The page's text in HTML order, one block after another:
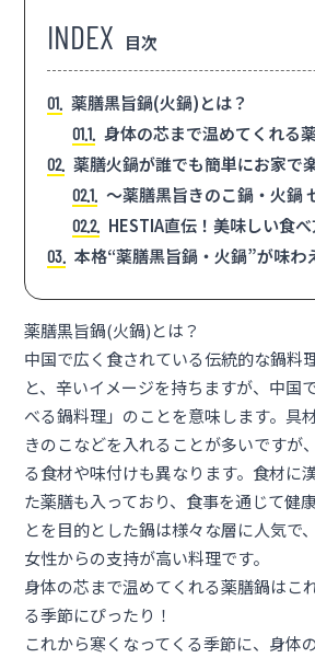
目次
1 薬膳黒旨鍋(火鍋)とは？
1.1 身体の芯まで温めてくれる
寒くなってくる季節にぴったり
2 薬膳火鍋が誰でも簡単にお家で
本格セットとレシピをご紹介。
2.1 ～薬膳黒旨きのこ鍋・火鍋
作り方～
2.2 HESTIA直伝！美味しい食
3 本格“薬膳黒旨鍋・火鍋”が味わ
薬膳黒旨鍋(火鍋)とは？
中国で広く食されている伝統的な鍋料
と、辛いイメージを持ちますが、中国
べる鍋料理」のことを意味します。具
きのこなどを入れることが多いですが
る食材や味付けも異なります。食材に
た薬膳も入っており、食事を通じて健
とを目的とした鍋は様々な層に人気で
女性からの支持が高い料理です。
身体の芯まで温めてくれる薬膳鍋はこ
る季節にぴったり！
これから寒くなってくる季節に、身体